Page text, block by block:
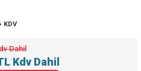
KDV
Kdv Dahil
Dahil